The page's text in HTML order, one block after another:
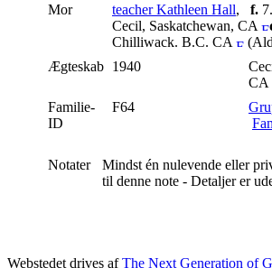
Mor
teacher Kathleen Hall, f.
Cecil, Saskatchewan, CA
Chilliwack. B.C. CA
Ægteskab 1940
CA
Familie-
ID
F64
Notater
Mindst én nulevende eller
til denne note - Detaljer er
Webstedet drives afThe Next Generation of